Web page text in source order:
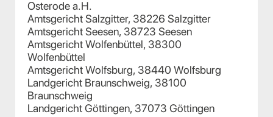
Osterode a.H.
Amtsgericht Salzgitter, 38226 Salzgitter
Amtsgericht Seesen, 38723 Seesen
Amtsgericht Wolfenbüttel, 38300
Wolfenbüttel
Amtsgericht Wolfsburg, 38440 Wolfsburg
Landgericht Braunschweig, 38100
Braunschweig
Landgericht Göttingen, 37073 Göttingen